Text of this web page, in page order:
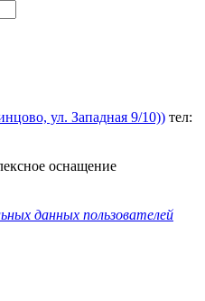
ул. Западная 9/10)) тел:
оснащение
данных пользователей